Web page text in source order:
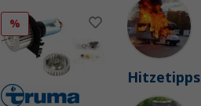
% %
Hitzetipps